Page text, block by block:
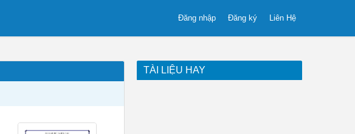
Liên Hệ
Đăng ký
Đăng nhập
TÀI LIỆU HAY